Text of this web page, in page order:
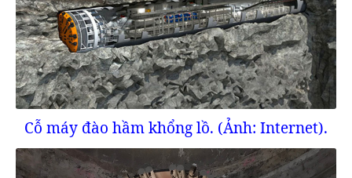
Cỗ máy đào hầm khổng lồ. (Ảnh: Internet).